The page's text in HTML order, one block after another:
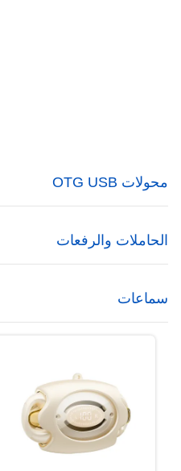
محولات OTG USB
الحاملات والرفعات
سماعات